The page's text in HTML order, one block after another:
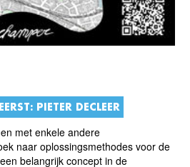
PIETER DECLEER
met enkele andere
naar oplossingsmethodes voor de
belangrijk concept in de